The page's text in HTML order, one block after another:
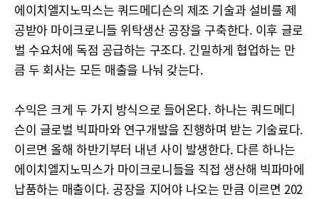
에이치엘지노믹스는 쿼드메디슨의 제조 기술과 설비를 제
공받아 마이크로니들 위탁생산 공장을 구축한다. 이후 글로
벌 수요처에 독점 공급하는 구조다. 긴밀하게 협업하는 만
큼 두 회사는 모든 매출을 나눠 갖는다.
수익은 크게 두 가지 방식으로 들어온다. 하나는 쿼드메디
슨이 글로벌 빅파마와 연구개발을 진행하며 받는 기술료다.
이르면 올해 하반기부터 내년 사이 발생한다. 다른 하나는
에이치엘지노믹스가 마이크로니들을 직접 생산해 빅파마에
납품하는 매출이다. 공장을 지어야 나오는 만큼 이르면 202